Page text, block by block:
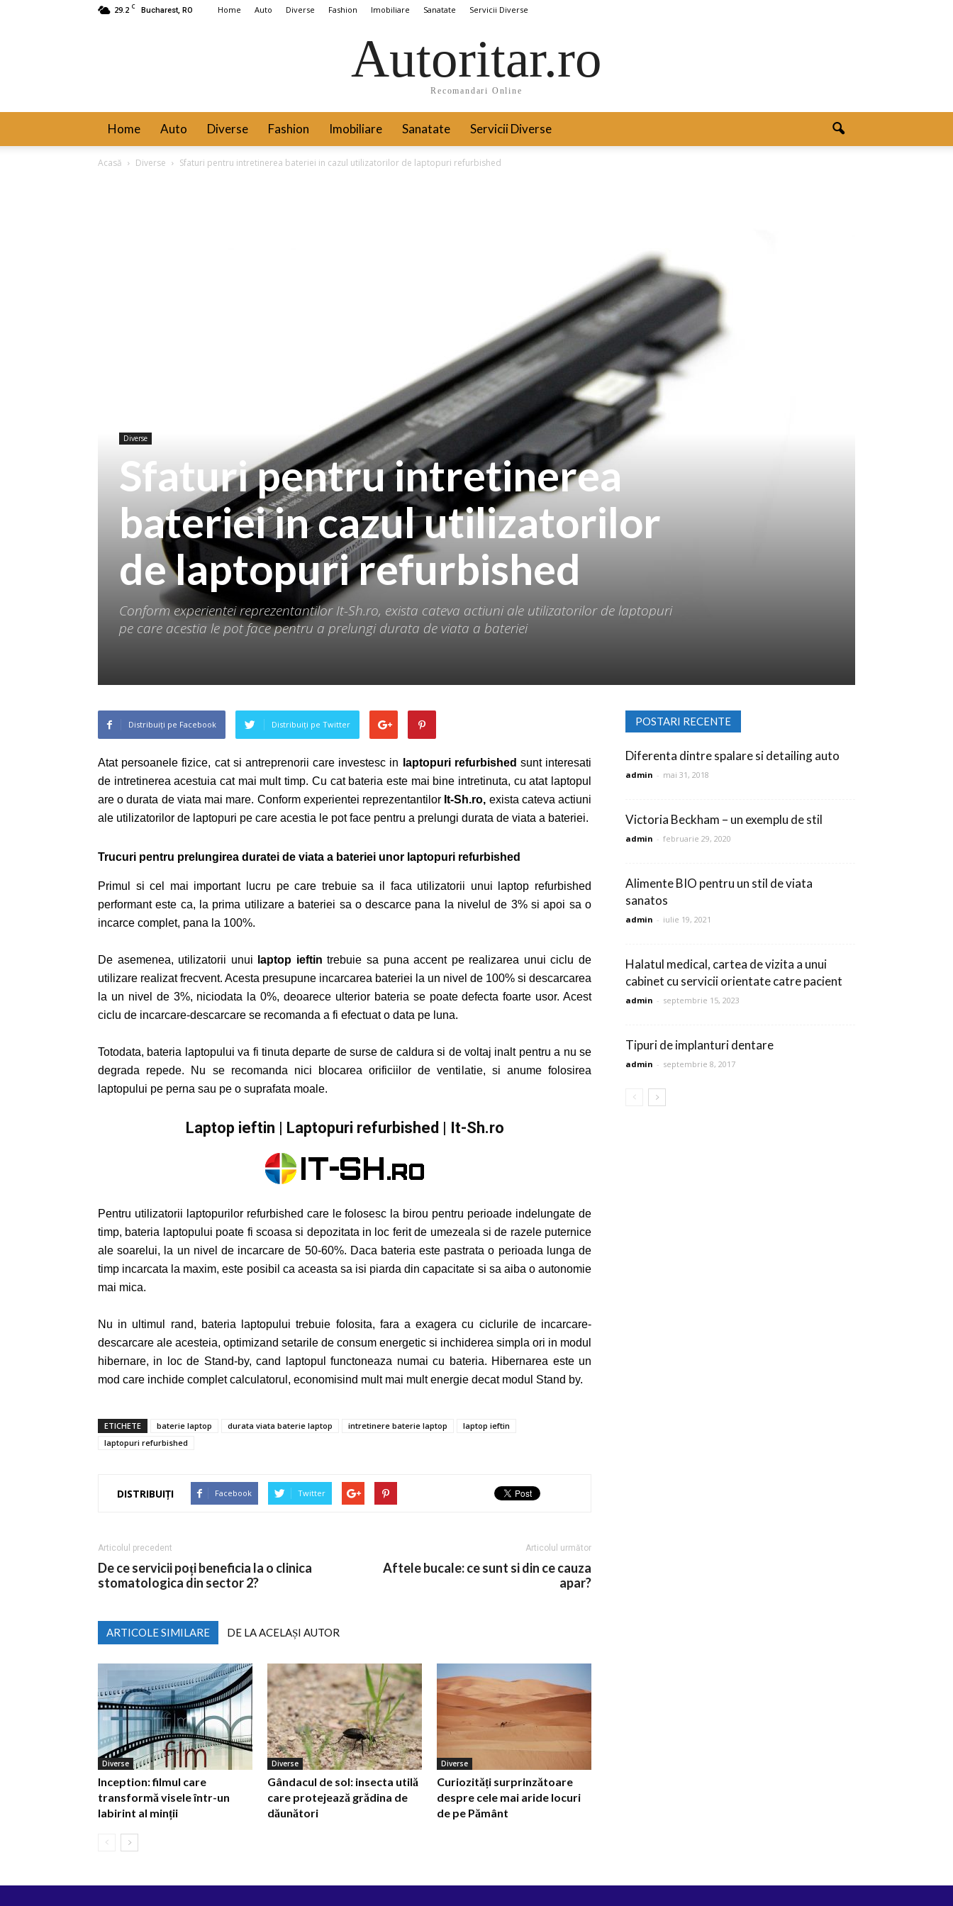
29.2 C Bucharest, RO Home Auto Diverse Fashion Imobiliare Sanatate Servicii Diverse
Autoritar.ro
Recomandari Online
Home Auto Diverse Fashion Imobiliare Sanatate Servicii Diverse
Acasă Diverse Sfaturi pentru intretinerea bateriei in cazul utilizatorilor de laptopuri refurbished
Diverse
Sfaturi pentru intretinerea
bateriei in cazul utilizatorilor
de laptopuri refurbished
Conform experientei reprezentantilor It-Sh.ro, exista cateva actiuni ale utilizatorilor de laptopuri
pe care acestia le pot face pentru a prelungi durata de viata a bateriei
Distribuiți pe Facebook Distribuiți pe Twitter
Atat persoanele fizice, cat si antreprenorii care investesc in laptopuri refurbished sunt interesati
de intretinerea acestuia cat mai mult timp. Cu cat bateria este mai bine intretinuta, cu atat laptopul
are o durata de viata mai mare. Conform experientei reprezentantilor It-Sh.ro, exista cateva actiuni
ale utilizatorilor de laptopuri pe care acestia le pot face pentru a prelungi durata de viata a bateriei.
Trucuri pentru prelungirea duratei de viata a bateriei unor laptopuri refurbished
Primul si cel mai important lucru pe care trebuie sa il faca utilizatorii unui laptop refurbished
performant este ca, la prima utilizare a bateriei sa o descarce pana la nivelul de 3% si apoi sa o
incarce complet, pana la 100%.
De asemenea, utilizatorii unui laptop ieftintrebuie sa puna accent pe realizarea unui ciclu de
utilizare realizat frecvent. Acesta presupune incarcarea bateriei la un nivel de 100% si descarcarea
la un nivel de 3%, niciodata la 0%, deoarece ulterior bateria se poate defecta foarte usor. Acest
ciclu de incarcare-descarcare se recomanda a fi efectuat o data pe luna.
Totodata, bateria laptopului va fi tinuta departe de surse de caldura si de voltaj inalt pentru a nu se
degrada repede. Nu se recomanda nici blocarea orificiilor de ventilatie, si anume folosirea
laptopului pe perna sau pe o suprafata moale.
Laptop ieftin | Laptopuri refurbished | It-Sh.ro
Pentru utilizatorii laptopurilor refurbished care le folosesc la birou pentru perioade indelungate de
timp, bateria laptopului poate fi scoasa si depozitata in loc ferit de umezeala si de razele puternice
ale soarelui, la un nivel de incarcare de 50-60%. Daca bateria este pastrata o perioada lunga de
timp incarcata la maxim, este posibil ca aceasta sa isi piarda din capacitate si sa aiba o autonomie
mai mica.
Nu in ultimul rand, bateria laptopului trebuie folosita, fara a exagera cu ciclurile de incarcare-
descarcare ale acesteia, optimizand setarile de consum energetic si inchiderea simpla ori in modul
hibernare, in loc de Stand-by, cand laptopul functoneaza numai cu bateria. Hibernarea este un
mod care inchide complet calculatorul, economisind mult mai mult energie decat modul Stand by.
ETICHETE baterie laptop durata viata baterie laptop intretinere baterie laptop
laptop ieftin
laptopuri refurbished
DISTRIBUIȚI Facebook Twitter
Articolul precedent
De ce servicii poți beneficia la o clinica
stomatologica din sector 2?
Articolul următor
Aftele bucale: ce sunt si din ce cauza
apar?
ARTICOLE SIMILARE DE LA ACELAȘI AUTOR
Diverse
Inception: filmul care
transformă visele într-un
labirint al minții
Diverse
Gândacul de sol: insecta utilă
care protejează grădina de
dăunători
Diverse
Curiozități surprinzătoare
despre cele mai aride locuri
de pe Pământ
POSTARI RECENTE
Diferenta dintre spalare si detailing auto
admin - mai 31, 2018
Victoria Beckham – un exemplu de stil
admin - februarie 29, 2020
Alimente BIO pentru un stil de viata
sanatos
admin - iulie 19, 2021
Halatul medical, cartea de vizita a unui
cabinet cu servicii orientate catre pacient
admin - septembrie 15, 2023
Tipuri de implanturi dentare
admin - septembrie 8, 2017